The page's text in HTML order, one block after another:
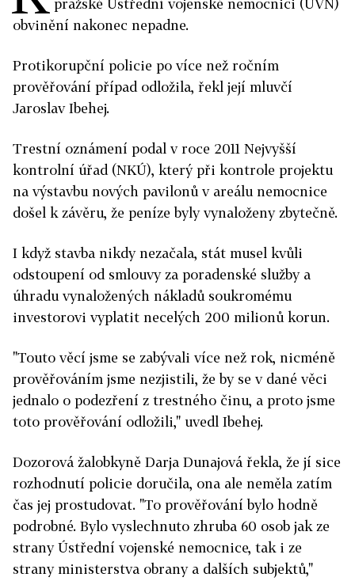
pražské Ústřední vojenské nemocnici (ÚVN)
obvinění nakonec nepadne.
Protikorupční policie po více než ročním
prověřování případ odložila, řekl její mluvčí
Jaroslav Ibehej.
Trestní oznámení podal v roce 2011 Nejvyšší
kontrolní úřad (NKÚ), který při kontrole projektu
na výstavbu nových pavilonů v areálu nemocnice
došel k závěru, že peníze byly vynaloženy zbytečně.
I když stavba nikdy nezačala, stát musel kvůli
odstoupení od smlouvy za poradenské služby a
úhradu vynaložených nákladů soukromému
investorovi vyplatit necelých 200 milionů korun.
"Touto věcí jsme se zabývali více než rok, nicméně
prověřováním jsme nezjistili, že by se v dané věci
jednalo o podezření z trestného činu, a proto jsme
toto prověřování odložili," uvedl Ibehej.
Dozorová žalobkyně Darja Dunajová řekla, že jí sice
rozhodnutí policie doručila, ona ale neměla zatím
čas jej prostudovat. "To prověřování bylo hodně
podrobné. Bylo vyslechnuto zhruba 60 osob jak ze
strany Ústřední vojenské nemocnice, tak i ze
strany ministerstva obrany a dalších subjektů,"